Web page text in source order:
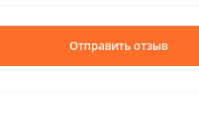
Отправить отзыв